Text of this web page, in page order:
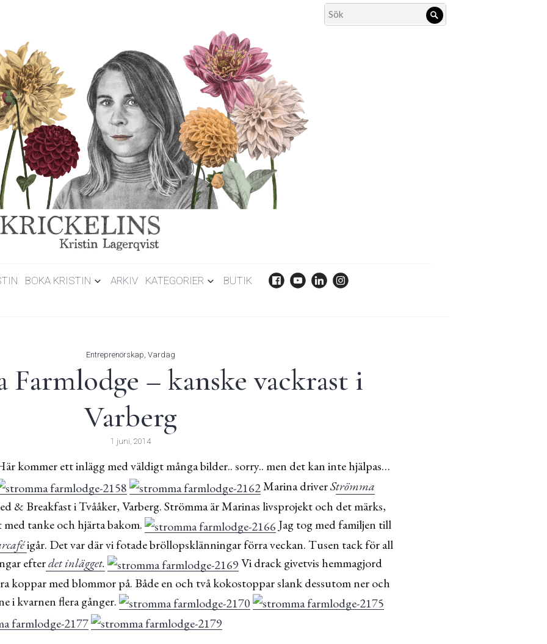
BOKA KRISTIN ARKIV KATEGORIER BUTIK
Search
Sök
Entreprenörskap Vardag
Farmlodge – kanske vackrast i
Varberg
1 juni, 2014
kommer ett inlägg med väldigt många bilder.. sorry.. men det kan inte hjälpas…
Marina driverStrömma
& Breakfast i Tvååker, Varberg. Strömma är Marinas livsprojekt och det märks,
tanke och hjärta bakom.
Jag tog med familjen till
igår. Det var där vi fotade bröllopsklänningar förra veckan. Tusen tack för all
efterdet inlägget.
Vi drack givetvis hemmagjord
koppar med blommor på. Både en och två kokostoppar slank dessutom ner och
i kvarnen flera gånger.